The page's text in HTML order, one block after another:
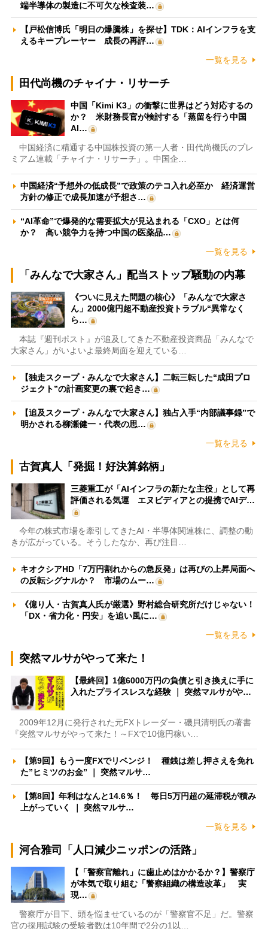
端半導体の製造に不可欠な検査装…
【戸松信博氏「明日の爆騰株」を探せ】TDK：AIインフラを支
えるキープレーヤー 成長の再評…
一覧を見る
田代尚機のチャイナ・リサーチ
中国「Kimi K3」の衝撃に世界はどう対応するの
か？ 米財務長官が検討する「蒸留を行う中国
AI…
中国経済に精通する中国株投資の第一人者・田代尚機氏のプレ
ミアム連載「チャイナ・リサーチ」。中国企…
中国経済“予想外の低成長”で政策のテコ入れ必至か 経済運営
方針の修正で成長加速が予想さ…
“AI革命”で爆発的な需要拡大が見込まれる「CXO」とは何
か？ 高い競争力を持つ中国の医薬品…
一覧を見る
「みんなで大家さん」配当ストップ騒動の内幕
《ついに見えた問題の核心》「みんなで大家さ
ん」2000億円超不動産投資トラブル“異常なく
ら…
本誌『週刊ポスト』が追及してきた不動産投資商品「みんなで
大家さん」がいよいよ最終局面を迎えている…
【独走スクープ・みんなで大家さん】二転三転した“成田プロ
ジェクト”の計画変更の裏で起き…
【追及スクープ・みんなで大家さん】独占入手“内部議事録”で
明かされる柳瀬健一・代表の思…
一覧を見る
古賀真人「発掘！好決算銘柄」
三菱重工が「AIインフラの新たな主役」として再
評価される気運 エヌビディアとの提携でAIデ…
今年の株式市場を牽引してきたAI・半導体関連株に、調整の動
きが広がっている。そうしたなか、再び注目…
キオクシアHD「7万円割れからの急反発」は再びの上昇局面へ
の反転シグナルか？ 市場のムー…
《億り人・古賀真人氏が厳選》野村総合研究所だけじゃない！
「DX・省力化・円安」を追い風に…
一覧を見る
突然マルサがやって来た！
【最終回】1億6000万円の負債と引き換えに手に
入れたプライスレスな経験 ｜ 突然マルサがや…
2009年12月に発行された元FXトレーダー・磯貝清明氏の著書
『突然マルサがやって来た！～FXで10億円稼い…
【第9回】もう一度FXでリベンジ！ 種銭は差し押さえを免れ
た”ヒミツのお金” ｜ 突然マルサ…
【第8回】年利はなんと14.6％！ 毎日5万円超の延滞税が積み
上がっていく ｜ 突然マルサ…
一覧を見る
河合雅司「人口減少ニッポンの活路」
【「警察官離れ」に歯止めはかかるか？】警察庁
が本気で取り組む「警察組織の構造改革」 実
現…
警察庁が目下、頭を悩ませているのが「警察官不足」だ。警察
官の採用試験の受験者数は10年間で2分の1以…